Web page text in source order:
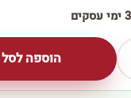
הוספה לסל